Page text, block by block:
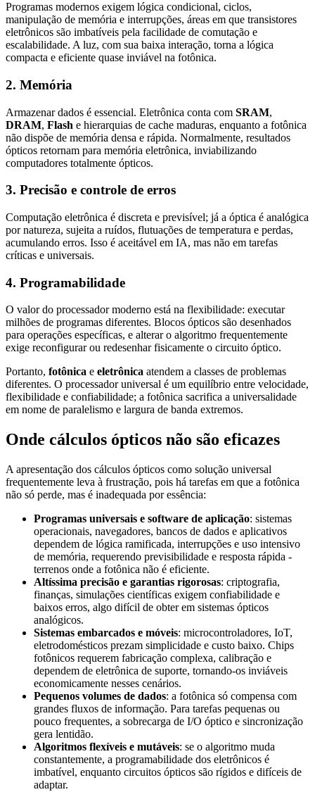
Programas modernos exigem lógica condicional, ciclos,
manipulação de memória e interrupções, áreas em que transistores
eletrônicos são imbatíveis pela facilidade de comutação e
escalabilidade. A luz, com sua baixa interação, torna a lógica
compacta e eficiente quase inviável na fotônica.
2. Memória
Armazenar dados é essencial. Eletrônica conta com SRAM,
DRAM, Flash e hierarquias de cache maduras, enquanto a fotônica
não dispõe de memória densa e rápida. Normalmente, resultados
ópticos retornam para memória eletrônica, inviabilizando
computadores totalmente ópticos.
3. Precisão e controle de erros
Computação eletrônica é discreta e previsível; já a óptica é analógica
por natureza, sujeita a ruídos, flutuações de temperatura e perdas,
acumulando erros. Isso é aceitável em IA, mas não em tarefas
críticas e universais.
4. Programabilidade
O valor do processador moderno está na flexibilidade: executar
milhões de programas diferentes. Blocos ópticos são desenhados
para operações específicas, e alterar o algoritmo frequentemente
exige reconfigurar ou redesenhar fisicamente o circuito óptico.
Portanto, fotônica e eletrônica atendem a classes de problemas
diferentes. O processador universal é um equilíbrio entre velocidade,
flexibilidade e confiabilidade; a fotônica sacrifica a universalidade
em nome de paralelismo e largura de banda extremos.
Onde cálculos ópticos não são eficazes
A apresentação dos cálculos ópticos como solução universal
frequentemente leva à frustração, pois há tarefas em que a fotônica
não só perde, mas é inadequada por essência:
Programas universais e software de aplicação: sistemas
operacionais, navegadores, bancos de dados e aplicativos
dependem de lógica ramificada, interrupções e uso intensivo
de memória, requerendo previsibilidade e resposta rápida -
terrenos onde a fotônica não é eficiente.
Altíssima precisão e garantias rigorosas: criptografia,
finanças, simulações científicas exigem confiabilidade e
baixos erros, algo difícil de obter em sistemas ópticos
analógicos.
Sistemas embarcados e móveis: microcontroladores, IoT,
eletrodomésticos prezam simplicidade e custo baixo. Chips
fotônicos requerem fabricação complexa, calibração e
dependem de eletrônica de suporte, tornando-os inviáveis
economicamente nesses cenários.
Pequenos volumes de dados: a fotônica só compensa com
grandes fluxos de informação. Para tarefas pequenas ou
pouco frequentes, a sobrecarga de I/O óptico e sincronização
gera lentidão.
Algoritmos flexíveis e mutáveis: se o algoritmo muda
constantemente, a programabilidade dos eletrônicos é
imbatível, enquanto circuitos ópticos são rígidos e difíceis de
adaptar.